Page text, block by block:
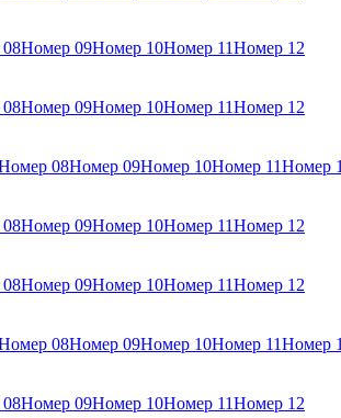
Номер 09Номер 10Номер 11Номер 12
Номер 09Номер 10Номер 11Номер 12
08Номер 09Номер 10Номер 11Номер
Номер 09Номер 10Номер 11Номер 12
Номер 09Номер 10Номер 11Номер 12
08Номер 09Номер 10Номер 11Номер
Номер 09Номер 10Номер 11Номер 12